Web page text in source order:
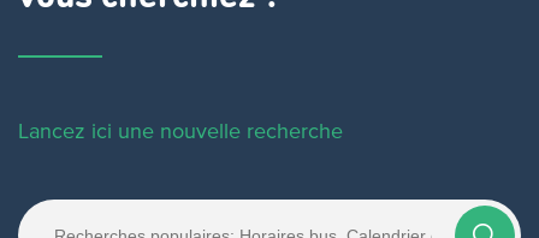
Lancez ici une nouvelle recherche